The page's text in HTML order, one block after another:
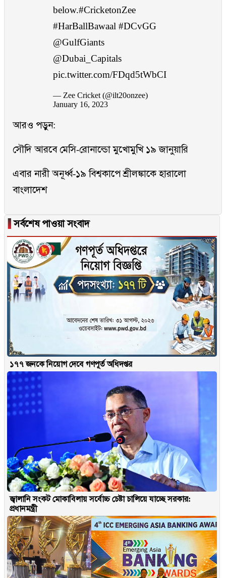
below.#CricketonZee
#HarBallBawaal #DCvGG
@GulfGiants
@Dubai_Capitals
pic.twitter.com/FDqd5tWbCI
— Zee Cricket (@ilt20onzee)
January 16, 2023
আরও পড়ুন:
সৌদি আরবে মেসি-রোনাল্ডো মুখোমুখি ১৯ জানুয়ারি
এবার নারী অনূর্ধ্ব-১৯ বিশ্বকাপে শ্রীলঙ্কাকে হারালো
বাংলাদেশ
▐সর্বশেষ পাওয়া সংবাদ
১৭৭ জনকে নিয়োগ দেবে গণপূর্ত অধিদপ্তর
জ্বালানি সংকট মোকাবিলায় সর্বোচ্চ চেষ্টা চালিয়ে যাচ্ছে সরকার:
প্রধানমন্ত্রী